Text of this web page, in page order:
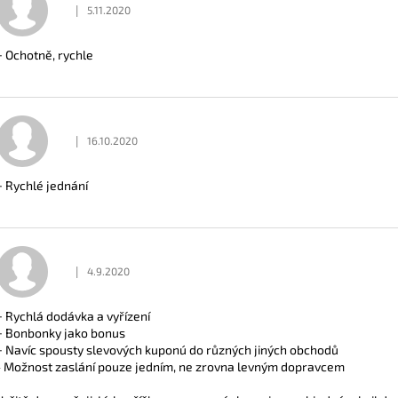
C
N
Hodnocení obchodu je 5 z 5 hvězdiček.
| 5.11.2020
Ochotně, rychle
Hodnocení obchodu je 5 z 5 hvězdiček.
| 16.10.2020
Rychlé jednání
Hodnocení obchodu je 5 z 5 hvězdiček.
| 4.9.2020
Rychlá dodávka a vyřízení
Bonbonky jako bonus
Navíc spousty slevových kuponú do různých jiných obchodů
Možnost zaslání pouze jedním, ne zrovna levným dopravcem